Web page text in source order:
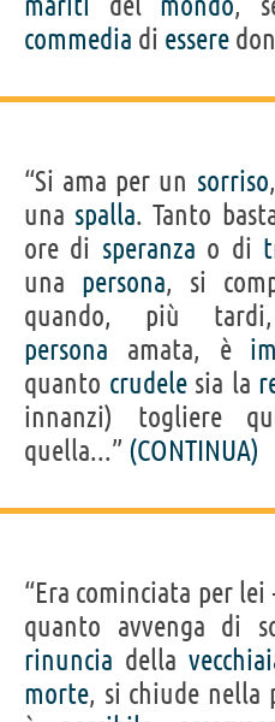
commedia di essere
“Si ama per un sorriso
una spalla. Tanto
ore di speranza o di
una persona, si
quando, più
persona amata, è
quanto crudelesia la
innanzi) togliere
quella...” (CONTINUA)
“Era cominciata per
quanto avvenga di
rinuncia della
morte, si chiude nella